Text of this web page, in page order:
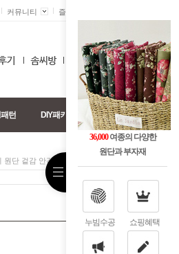
36,000여종의 다양한
원단과 부자재
누빔수공 쇼핑혜택
커뮤니티 즐겨찾기 +
0
턴 DIY패키지
원단 겉감 안감 멀티 체크 3type 2234509